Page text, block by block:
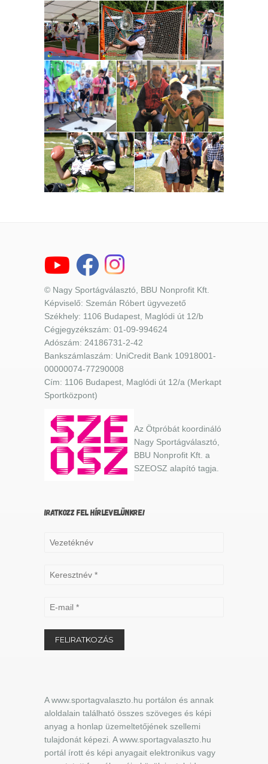
© Nagy Sportágválasztó, BBU Nonprofit Kft.
Képviselő: Szemán Róbert ügyvezető
Székhely: 1106 Budapest, Maglódi út 12/b
Cégjegyzékszám: 01-09-994624
Adószám: 24186731-2-42
Bankszámlaszám: UniCredit Bank 10918001-
00000074-77290008
Cím: 1106 Budapest, Maglódi út 12/a (Merkapt
Sportközpont)
Az Ötpróbát koordináló
Nagy Sportágválasztó,
BBU Nonprofit Kft. a
SZEOSZ alapító tagja.
IRATKOZZ FEL HÍRLEVELÜNKRE!
A www.sportagvalaszto.hu portálon és annak
aloldalain található összes szöveges és képi
anyag a honlap üzemeltetőjének szellemi
tulajdonát képezi. A www.sportagvalaszto.hu
portál írott és képi anyagait elektronikus vagy